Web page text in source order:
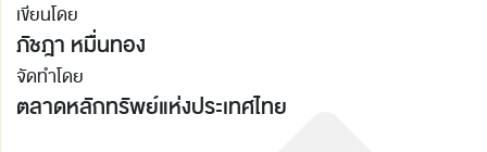
เขียนโดย
ภัชฎา หมื่นทอง
จัดทำโดย
ตลาดหลักทรัพย์แห่งประเทศไทย